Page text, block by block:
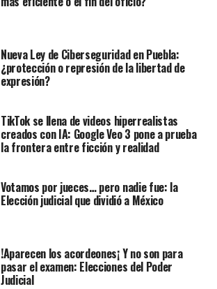
Nueva Ley de Ciberseguridad en Puebla:
¿protección o represión de la libertad de
expresión?
TikTok se llena de videos hiperrealistas
creados con IA: Google Veo 3 pone a prueba
la frontera entre ficción y realidad
Votamos por jueces… pero nadie fue: la
Elección judicial que dividió a México
!Aparecen los acordeones¡ Y no son para
pasar el examen: Elecciones del Poder
Judicial